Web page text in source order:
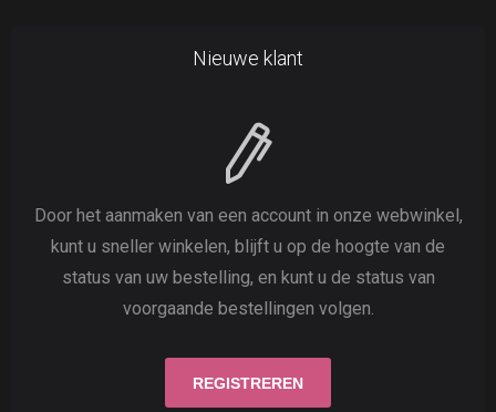
Nieuwe klant
Door het aanmaken van een account in onze webwinkel,
kunt u sneller winkelen, blijft u op de hoogte van de
status van uw bestelling, en kunt u de status van
voorgaande bestellingen volgen.